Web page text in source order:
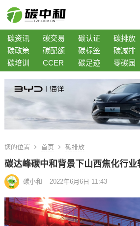
碳资讯 碳交易 碳认证 碳排放
碳政策
碳配额 碳标签 碳减排
碳培训
CCER 碳足迹 零碳园
您的位置 首页 碳排放
碳达峰碳中和背景下山西焦化行业
碳小和 2022年6月6日 11:43